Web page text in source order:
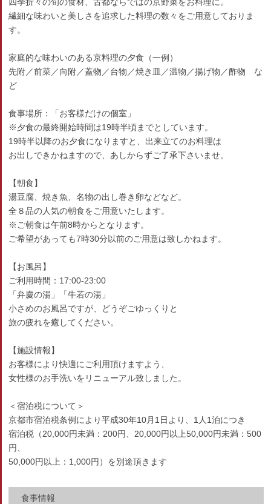
繊細な味わいと美しさを追求した料理の数々をご用意しておりま
す。
家庭的な味わいのある京料理の夕食（一例）
先附／前菜／向附／蓋物／台物／焼き皿／温物／揚げ物／酢物 な
ど
食事場所：「お客様だけの個室」
※夕食の最終開始時間は19時半頃までとしています。
19時半以降のお夕食になりますと、出来立てのお料理は
お出しできかねますので、あしからずご了承下さいませ。
【朝食】
湯豆腐、焼き魚、名物の出し巻き卵などなど。
全８品の人気の朝食をご用意いたします。
※ご朝食は午前8時からとなります。
ご希望があっても7時30分以前のご用意は致しかねます。
【お風呂】
ご利用時間：17:00-23:00
「弁慶の湯」「牛若の湯」
小さめのお風呂ですが、どうぞごゆっくりと
旅の疲れを癒してください。
【施設情報】
お客様により快適にご利用頂けますよう、
女性様のお手洗いをリニューアル致しました。
＜宿泊税について＞
京都市宿泊税条例により平成30年10月1日より、1人1泊につき
宿泊税（20,000円未満：200円、20,000円以上50,000円未満：500
円、
50,000円以上：1,000円）を別途頂きます
食事情報